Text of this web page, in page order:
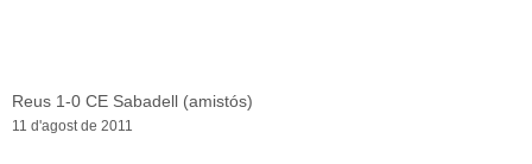
Reus 1-0 CE Sabadell (amistós)
11 d'agost de 2011